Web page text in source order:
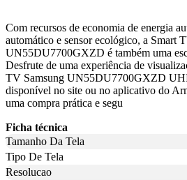
Com recursos de economia de energia
automático e sensor ecológico, a Smart
UN55DU7700GXZD é também uma
Desfrute de uma experiência de
TV Samsung UN55DU7700GXZD
disponível no site ou no aplicativo do
uma compra prática e segu
Ficha técnica
Tamanho Da Tela
Tipo De Tela
Resolucao